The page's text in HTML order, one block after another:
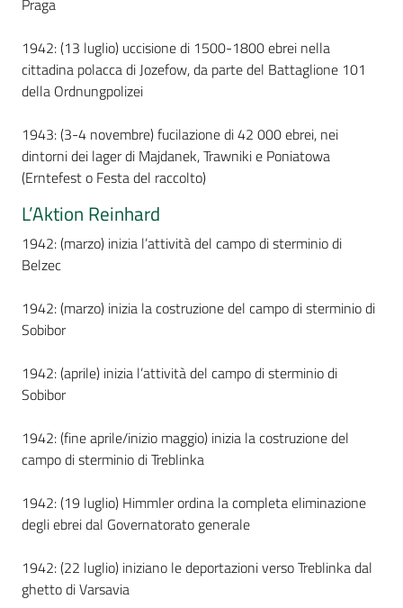
Praga
1942: (13 luglio) uccisione di 1500-1800 ebrei nella
cittadina polacca di Jozefow, da parte del Battaglione 101
della Ordnungpolizei
1943: (3-4 novembre) fucilazione di 42 000 ebrei, nei
dintorni dei lager di Majdanek, Trawniki e Poniatowa
(Erntefest o Festa del raccolto)
L’Aktion Reinhard
1942: (marzo) inizia l’attività del campo di sterminio di
Belzec
1942: (marzo) inizia la costruzione del campo di sterminio di
Sobibor
1942: (aprile) inizia l’attività del campo di sterminio di
Sobibor
1942: (fine aprile/inizio maggio) inizia la costruzione del
campo di sterminio di Treblinka
1942: (19 luglio) Himmler ordina la completa eliminazione
degli ebrei dal Governatorato generale
1942: (22 luglio) iniziano le deportazioni verso Treblinka dal
ghetto di Varsavia